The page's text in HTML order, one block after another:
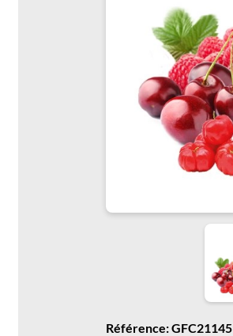
Référence: GFC21145